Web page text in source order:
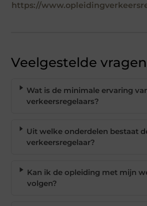
https://
Veelgestelde vragen
Wat is de minimale ervaring
verkeersregelaars?
Uit welke onderdelen bestaat
verkeersregelaar?
Kan ik de opleiding met mijn
volgen?